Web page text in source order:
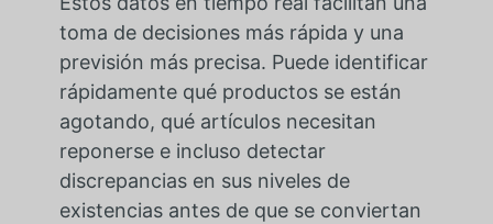
toma de decisiones más rápida y una
previsión más precisa. Puede identificar
rápidamente qué productos se están
agotando, qué artículos necesitan
reponerse e incluso detectar
discrepancias en sus niveles de
existencias antes de que se conviertan